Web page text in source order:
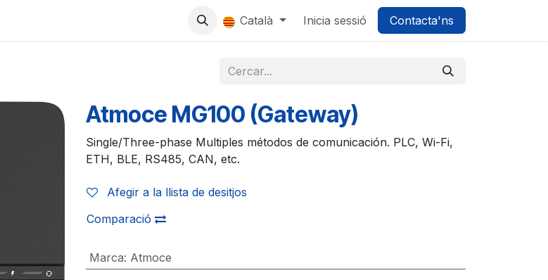
TREBALLA AMB NOSALTRES 0
Català Inicia sessió Contacta'ns
Atmoce MG100 (Gateway)
Single/Three-phase Multiples métodos de comunicación. PLC, Wi-Fi,
ETH, BLE, RS485, CAN, etc.
Afegir a la llista de desitjos
Comparació
Marca: Atmoce